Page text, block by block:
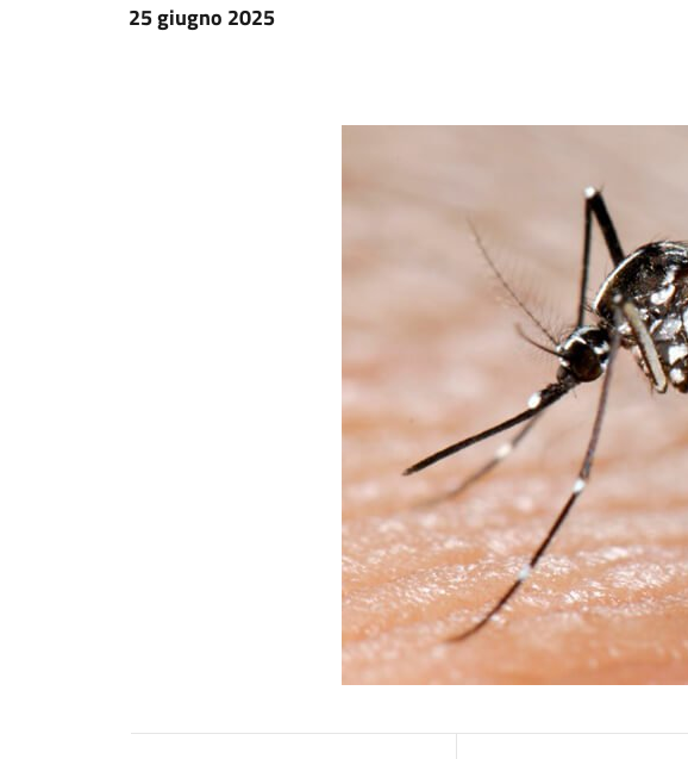
25 giugno 2025